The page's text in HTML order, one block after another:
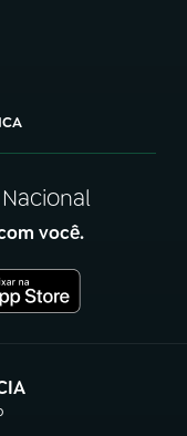
você.
nova aba)